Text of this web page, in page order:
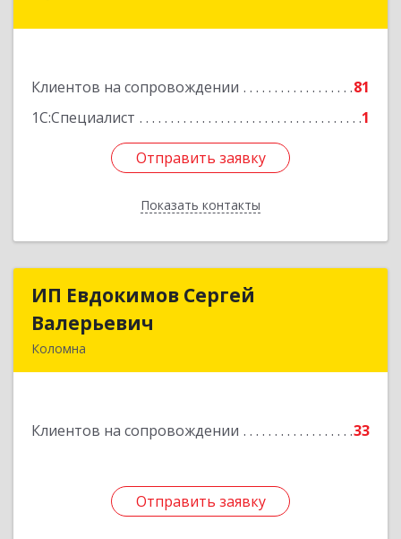
Клиентов на сопровождении
81
1С:Специалист
1
Отправить заявку
Показать контакты
Отправить заявку
Назад
ИП Евдокимов Сергей
Валерьевич
Коломна
Клиентов на сопровождении 33
Отправить заявку
ИП Евдокимов Сергей
Подробнее
Отправить заявку